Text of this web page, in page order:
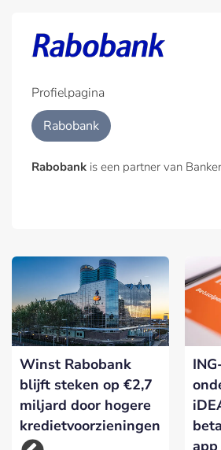
Profielpagina
Rabobank
Rabobank is een partner van
Winst Rabobank
blijft steken op €2,7
miljard door hogere
kredietvoorzieningen
app